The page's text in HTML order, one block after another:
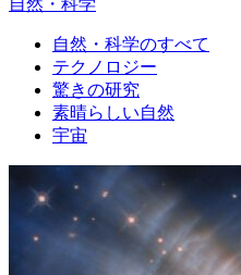
自然・科学のすべて
テクノロジー
驚きの研究
素晴らしい自然
宇宙